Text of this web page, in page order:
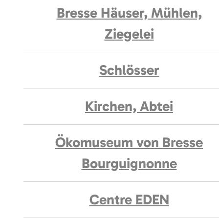
Bresse Häuser, Mühlen,
Ziegelei
Schlösser
Kirchen, Abtei
Ökomuseum von Bresse
Bourguignonne
Centre EDEN